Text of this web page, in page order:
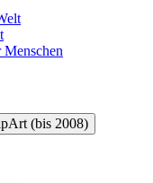
(bis 2008)